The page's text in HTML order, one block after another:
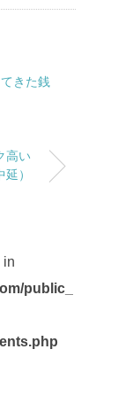
きた銭
高い
）
in
public_